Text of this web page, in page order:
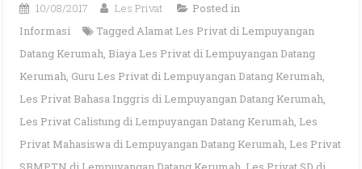
10/08/2017 Les Privat
Posted in
Informasi
TaggedAlamat Les Privat di Lempuyangan
Datang Kerumah, Biaya Les Privat di Lempuyangan Datang
Kerumah, Guru Les Privat di Lempuyangan Datang Kerumah,
Les Privat Bahasa Inggris di Lempuyangan Datang Kerumah,
Les Privat Calistung di Lempuyangan Datang Kerumah, Les
Privat Mahasiswa di Lempuyangan Datang Kerumah, Les Privat